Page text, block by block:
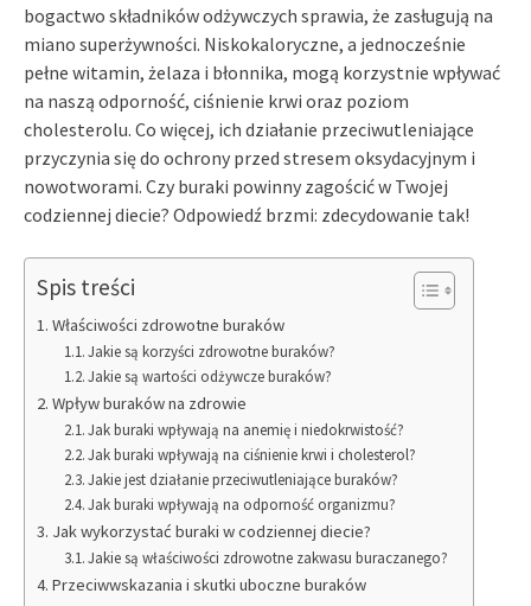
bogactwo składników odżywczych sprawia, że zasługują na
miano superżywności. Niskokaloryczne, a jednocześnie
pełne witamin, żelaza i błonnika, mogą korzystnie wpływać
na naszą odporność, ciśnienie krwi oraz poziom
cholesterolu. Co więcej, ich działanie przeciwutleniające
przyczynia się do ochrony przed stresem oksydacyjnym i
nowotworami. Czy buraki powinny zagościć w Twojej
codziennej diecie? Odpowiedź brzmi: zdecydowanie tak!
Spis treści
Właściwości zdrowotne buraków
Jakie są korzyści zdrowotne buraków?
Jakie są wartości odżywcze buraków?
Wpływ buraków na zdrowie
Jak buraki wpływają na anemię i niedokrwistość?
Jak buraki wpływają na ciśnienie krwi i cholesterol?
Jakie jest działanie przeciwutleniające buraków?
Jak buraki wpływają na odporność organizmu?
Jak wykorzystać buraki w codziennej diecie?
Jakie są właściwości zdrowotne zakwasu buraczanego?
Przeciwwskazania i skutki uboczne buraków